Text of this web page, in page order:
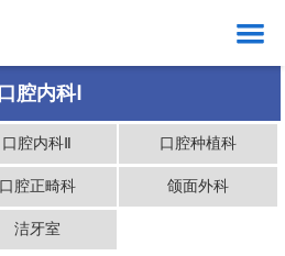
口腔内科Ⅰ
口腔内科Ⅱ 口腔种植科
口腔正畸科 颌面外科
洁牙室